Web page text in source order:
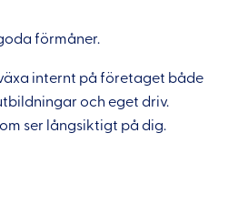
förmåner.
internt på företaget både
och eget driv.
ser långsiktigt på dig.